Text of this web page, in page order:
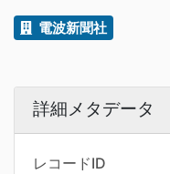
電波新聞社
詳細メタデータ
レコードID